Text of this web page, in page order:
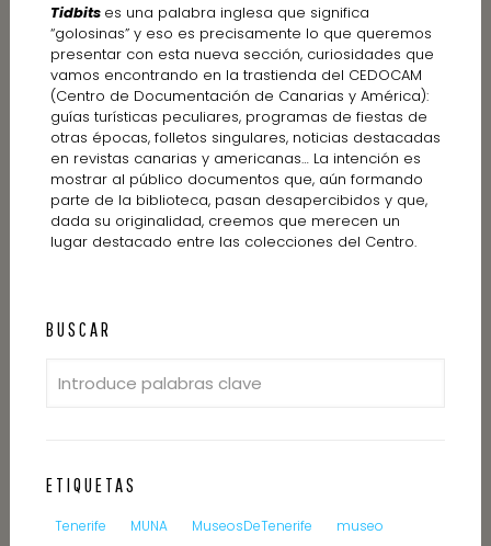
Tidbits es una palabra inglesa que significa
“golosinas” y eso es precisamente lo que queremos
presentar con esta nueva sección, curiosidades que
vamos encontrando en la trastienda del CEDOCAM
(Centro de Documentación de Canarias y América):
guías turísticas peculiares, programas de fiestas de
otras épocas, folletos singulares, noticias destacadas
en revistas canarias y americanas… La intención es
mostrar al público documentos que, aún formando
parte de la biblioteca, pasan desapercibidos y que,
dada su originalidad, creemos que merecen un
lugar destacado entre las colecciones del Centro.
BUSCAR
ETIQUETAS
Tenerife MUNA MuseosDeTenerife
museo